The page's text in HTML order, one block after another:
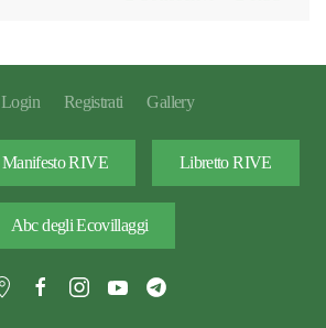
Login Registrati Gallery
Manifesto RIVE Libretto RIVE
Abc degli Ecovillaggi